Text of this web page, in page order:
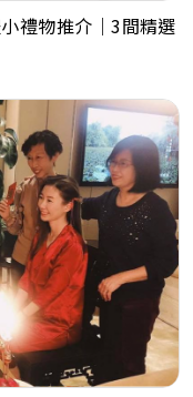
禮物推介｜3間精選